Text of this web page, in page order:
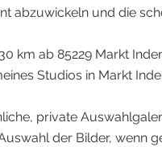
abzuwickeln und die
km ab 85229 Markt
Studios in Markt
private
der Bilder, wenn